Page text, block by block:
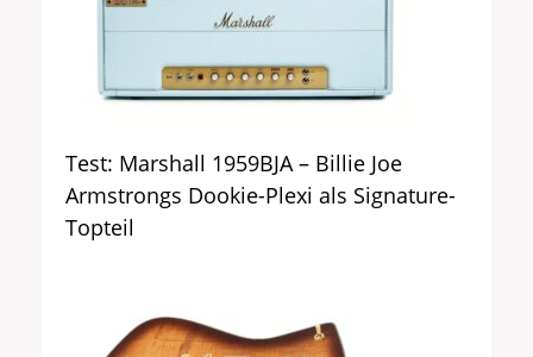
Test: Marshall 1959BJA – Billie Joe
Armstrongs Dookie-Plexi als Signature-
Topteil